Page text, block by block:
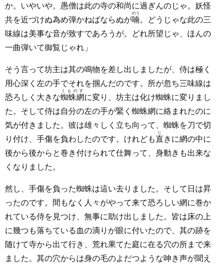
か。いやいや。愚僧は此の寺の和尚に過ぎんのじゃ。妖怪
共を近づけぬ為め弾かねばならぬが喃
のう
。どうじゃな此の三
味線は美事な音が致すであろうが。どれ所望じゃ、ほんの
一曲弾いて御覧じゃれ」
そう言って坊主は其の鳴物を差し出しましたが、侍は極く
用心深く左の手でそれを掴んだのです。所が忽ち三味線は
恐ろしく大きな蜘蛛網
くものす
に変り、坊主は化け蜘蛛に変りまし
た。そして侍は自分の左の手が緊く蜘蛛網に絡まれたのに
気が付きました。彼は雄々しく立ち向って、蜘蛛を刀で切
り付け、手傷を負わしたのです。けれども直
じ
きに網の中に
後から後からと巻き付けられて仕舞って、身動きも出来な
くなりました。
然し、手傷を負った蜘蛛は這い去りました。そして日は昇
ったのです。間もなく人々がやって来て恐ろしい網に巻か
れている侍を見つけ、無事に助け出しました。皆は床の上
に幾つも落ちている血の滴りが眼に付いたので、其の跡を
随けて寺から出て行き、荒れ果てた庭に在る穴の所まで来
ました。其の穴からは身の毛のよだつような呻き声が聞え